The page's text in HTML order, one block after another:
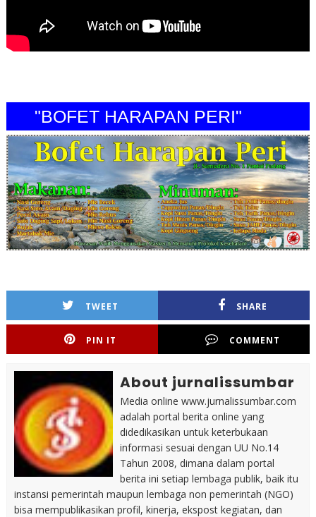
"BOFET HARAPAN PERI"
TWEET SHARE
PIN IT COMMENT
About jurnalissumbar
Media online www.jurnalissumbar.com
adalah portal berita online yang
didedikasikan untuk keterbukaan
informasi sesuai dengan UU No.14
Tahun 2008, dimana dalam portal
berita ini setiap lembaga publik, baik itu
instansi pemerintah maupun lembaga non pemerintah (NGO)
bisa mempublikasikan profil, kinerja, ekspost kegiatan, dan